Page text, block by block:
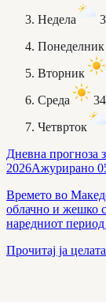
Недела
Понеделник
Вторник
Среда
Четврток
Дневна прогноза
2026Ажурирано
Времето во
облачно и жешко
наредниот
Прочитај ја